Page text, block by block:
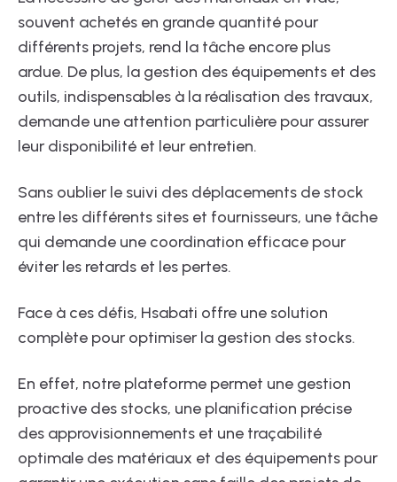
souvent achetés en grande quantité pour
différents projets, rend la tâche encore plus
ardue. De plus, la gestion des équipements et des
outils, indispensables à la réalisation des travaux,
demande une attention particulière pour assurer
leur disponibilité et leur entretien.
Sans oublier le suivi des déplacements de stock
entre les différents sites et fournisseurs, une tâche
qui demande une coordination efficace pour
éviter les retards et les pertes.
Face à ces défis, Hsabati offre une solution
complète pour optimiser la gestion des stocks.
En effet, notre plateforme permet une gestion
proactive des stocks, une planification précise
des approvisionnements et une traçabilité
optimale des matériaux et des équipements pour